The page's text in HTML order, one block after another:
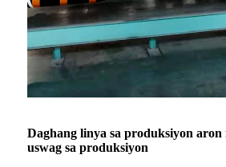
Daghang linya sa produksiyon aron
uswag sa produksiyon